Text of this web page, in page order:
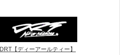
DRT【ディーアールティー】